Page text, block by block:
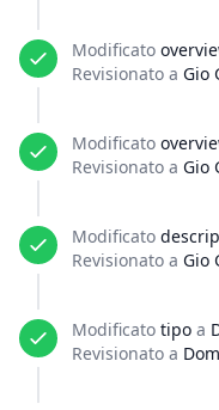
Modificato
Revisionato a Gio
Modificato
Revisionato a Gio
Modificato
Revisionato a Gio
Modificato tipo a
Revisionato a